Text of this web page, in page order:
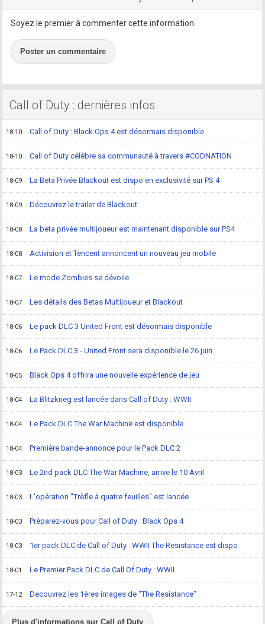
Soyez le premier à commenter cette information.
Poster un commentaire
Call of Duty : dernières infos
18-10 Call of Duty : Black Ops 4 est désormais disponible
18-10 Call of Duty célèbre sa communauté à travers #CODNATION
18-09 La Beta Privée Blackout est dispo en exclusivité sur PS 4
18-09 Découvrez le trailer de Blackout
18-08 La beta privée multijoueur est maintenant disponible sur PS4
18-08 Activision et Tencent annoncent un nouveau jeu mobile
18-07 Le mode Zombies se dévoile
18-07 Les détails des Betas Multijoueur et Blackout
18-06 Le pack DLC 3 United Front est désormais disponible
18-06 Le Pack DLC 3 - United Front sera disponible le 26 juin
18-05 Black Ops 4 offrira une nouvelle expérience de jeu
18-04 La Blitzkrieg est lancée dans Call of Duty : WWII
18-04 Le Pack DLC The War Machine est disponible
18-04 Première bande-annonce pour le Pack DLC 2
18-03 Le 2nd pack DLC The War Machine, arrive le 10 Avril
18-03 L'opération "Trèfle à quatre feuilles" est lancée
18-03 Préparez-vous pour Call of Duty : Black Ops 4
18-03 1er pack DLC de Call of Duty : WWII The Resistance est dispo
18-01 Le Premier Pack DLC de Call Of Duty : WWII
17-12 Decouvrez les 1ères images de "The Resistance"
Plus d'informations sur Call of Duty